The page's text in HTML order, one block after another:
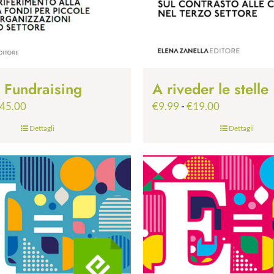
45.00Fascia
prezzo:
€24.99
€45.00
Dettagli
A riveder le stelle
€9.99-€19.00Fascia
prezzo:
a
€19.00
Dettagli